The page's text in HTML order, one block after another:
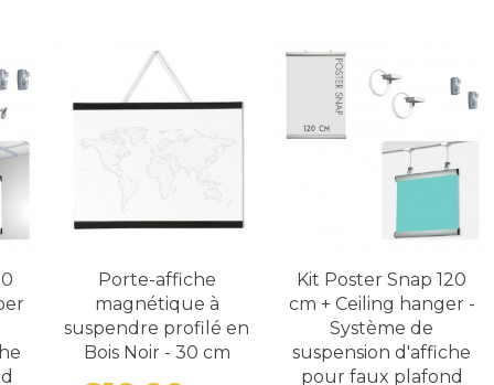
Porte-affiche
magnétique à
suspendre profilé en
Bois Noir - 30 cm
Kit Poster Snap 120
cm + Ceiling hanger -
Système de
suspension d'affiche
pour faux plafond